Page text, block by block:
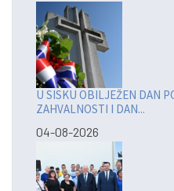
U SISKU OBILJEŽEN DAN
ZAHVALNOSTI I DAN...
04-08-2026